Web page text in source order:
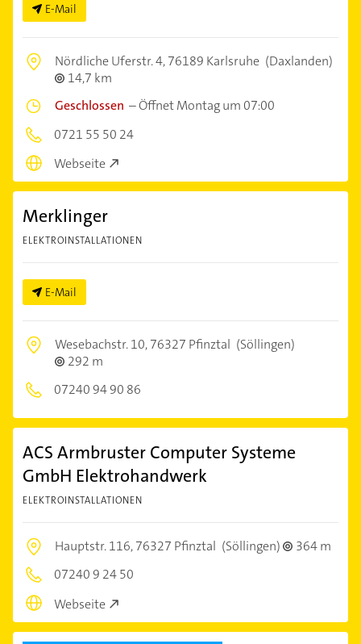
E-Mail
Nördliche Uferstr. 4,76189 Karlsruhe (Daxlanden)
14,7 km
Geschlossen –Öffnet Montag um 07:00
0721 55 50 24
Webseite
Merklinger
ELEKTROINSTALLATIONEN
E-Mail
Wesebachstr. 10,76327 Pfinztal (Söllingen)
292 m
07240 94 90 86
ACS Armbruster Computer Systeme
GmbH Elektrohandwerk
ELEKTROINSTALLATIONEN
Hauptstr. 116,76327 Pfinztal (Söllingen)
364 m
07240 9 24 50
Webseite